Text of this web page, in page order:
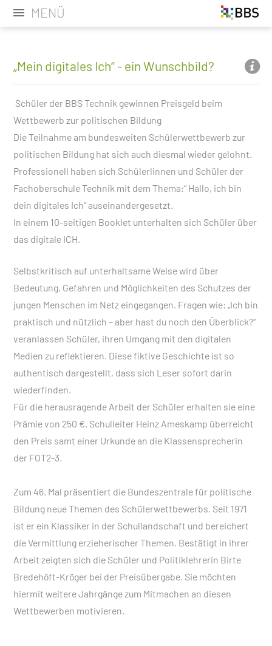
MENÜ
„Mein digitales Ich“ - ein Wunschbild?
Schüler der BBS Technik gewinnen Preisgeld beim
Wettbewerb zur politischen Bildung
Die Teilnahme am bundesweiten Schülerwettbewerb zur
politischen Bildung hat sich auch diesmal wieder gelohnt.
Professionell haben sich Schülerlinnen und Schüler der
Fachoberschule Technik mit dem Thema:“ Hallo, ich bin
dein digitales Ich“ auseinandergesetzt.
In einem 10-seitigen Booklet unterhalten sich Schüler über
das digitale ICH.
Selbstkritisch auf unterhaltsame Weise wird über
Bedeutung, Gefahren und Möglichkeiten des Schutzes der
jungen Menschen im Netz eingegangen. Fragen wie: „Ich bin
praktisch und nützlich – aber hast du noch den Überblick?“
veranlassen Schüler, ihren Umgang mit den digitalen
Medien zu reflektieren. Diese fiktive Geschichte ist so
authentisch dargestellt, dass sich Leser sofort darin
wiederfinden.
Für die herausragende Arbeit der Schüler erhalten sie eine
Prämie von 250 €. Schulleiter Heinz Ameskamp überreicht
den Preis samt einer Urkunde an die Klassensprecherin
der FOT2-3.
Zum 46. Mal präsentiert die Bundeszentrale für politische
Bildung neue Themen des Schülerwettbewerbs. Seit 1971
ist er ein Klassiker in der Schullandschaft und bereichert
die Vermittlung erzieherischer Themen. Bestätigt in ihrer
Arbeit zeigten sich die Schüler und Politiklehrerin Birte
Bredehöft-Kröger bei der Preisübergabe. Sie möchten
hiermit weitere Jahrgänge zum Mitmachen an diesen
Wettbewerben motivieren.